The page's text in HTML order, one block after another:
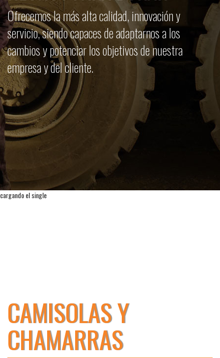
Ofrecemos la más alta calidad, innovación y
servicio, siendo capaces de adaptarnos a los
cambios y potenciar los objetivos de nuestra
empresa y del cliente.
cargando el single
CAMISOLAS Y
CHAMARRAS